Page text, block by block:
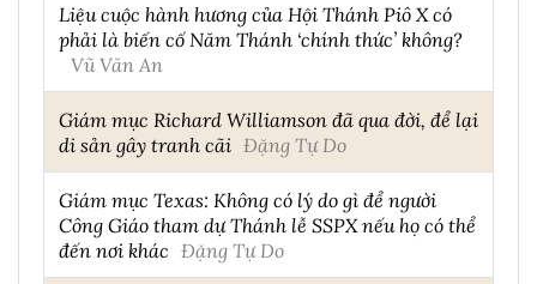
Liệu cuộc hành hương của Hội Thánh Piô X có
phải là biến cố Năm Thánh ‘chính thức’ không?
Vũ Văn An
Giám mục Richard Williamson đã qua đời, để lại
di sản gây tranh cãi Đặng Tự Do
Giám mục Texas: Không có lý do gì để người
Công Giáo tham dự Thánh lễ SSPX nếu họ có thể
đến nơi khác Đặng Tự Do